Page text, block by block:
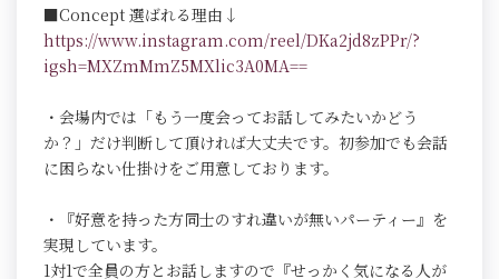
■Concept 選ばれる理由↓
https://www.instagram.com/reel/DKa2jd8zPPr/?
igsh=MXZmMmZ5MXlic3A0MA==
・会場内では「もう一度会ってお話してみたいかどう
か？」だけ判断して頂ければ大丈夫です。初参加でも会話
に困らない仕掛けをご用意しております。
・『好意を持った方同士のすれ違いが無いパーティー』を
実現しています。
1対1で全員の方とお話しますので『せっかく気になる人が